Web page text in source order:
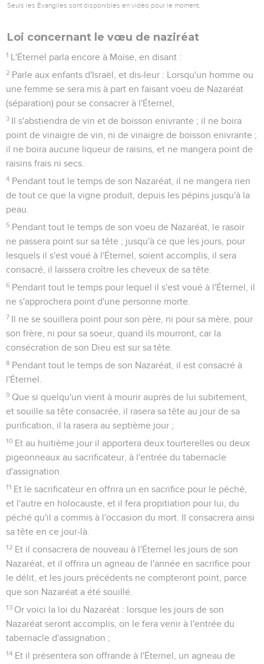
Seuls les Évangiles sont disponibles en vidéo pour le moment.
Loi concernant le vœu de naziréat
1 L'Éternel parla encore à Moïse, en disant :
2 Parle aux enfants d'Israël, et dis-leur : Lorsqu'un homme ou
une femme se sera mis à part en faisant voeu de Nazaréat
(séparation) pour se consacrer à l'Éternel,
3 Il s'abstiendra de vin et de boisson enivrante ; il ne boira
point de vinaigre de vin, ni de vinaigre de boisson enivrante ;
il ne boira aucune liqueur de raisins, et ne mangera point de
raisins frais ni secs.
4 Pendant tout le temps de son Nazaréat, il ne mangera rien
de tout ce que la vigne produit, depuis les pépins jusqu'à la
peau.
5 Pendant tout le temps de son voeu de Nazaréat, le rasoir
ne passera point sur sa tête ; jusqu'à ce que les jours, pour
lesquels il s'est voué à l'Éternel, soient accomplis, il sera
consacré, il laissera croître les cheveux de sa tête.
6 Pendant tout le temps pour lequel il s'est voué à l'Éternel, il
ne s'approchera point d'une personne morte.
7 Il ne se souillera point pour son père, ni pour sa mère, pour
son frère, ni pour sa soeur, quand ils mourront, car la
consécration de son Dieu est sur sa tête.
8 Pendant tout le temps de son Nazaréat, il est consacré à
l'Éternel.
9 Que si quelqu'un vient à mourir auprès de lui subitement,
et souille sa tête consacrée, il rasera sa tête au jour de sa
purification, il la rasera au septième jour ;
10 Et au huitième jour il apportera deux tourterelles ou deux
pigeonneaux au sacrificateur, à l'entrée du tabernacle
d'assignation.
11 Et le sacrificateur en offrira un en sacrifice pour le péché,
et l'autre en holocauste, et il fera propitiation pour lui, du
péché qu'il a commis à l'occasion du mort. Il consacrera ainsi
sa tête en ce jour-là.
12 Et il consacrera de nouveau à l'Éternel les jours de son
Nazaréat, et il offrira un agneau de l'année en sacrifice pour
le délit, et les jours précédents ne compteront point, parce
que son Nazaréat a été souillé.
13 Or voici la loi du Nazaréat : lorsque les jours de son
Nazaréat seront accomplis, on le fera venir à l'entrée du
tabernacle d'assignation ;
14 Et il présentera son offrande à l'Éternel, un agneau de